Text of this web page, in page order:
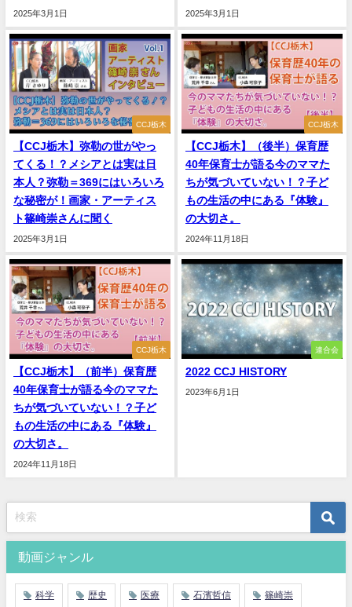
2025年3月1日 2025年3月1日
CCJ栃木
【CCJ栃木】弥勒の世がやっ
てくる！？メシアとは実は日
本人？弥勒＝369にはいろいろ
な秘密が！画家・アーティス
ト篠崎崇さんに聞く
2025年3月1日
CCJ栃木
【CCJ栃木】（後半）保育歴
40年保育士が語る今のママた
ちが気づいていない！？子ど
もの生活の中にある『体験』
の大切さ。
2024年11月18日
CCJ栃木
【CCJ栃木】（前半）保育歴
40年保育士が語る今のママた
ちが気づいていない！？子ど
もの生活の中にある『体験』
の大切さ。
2024年11月18日
連合会
2022 CCJ HISTORY
2023年6月1日
動画ジャンル
科学 歴史 医療 石濱哲信 篠崎崇